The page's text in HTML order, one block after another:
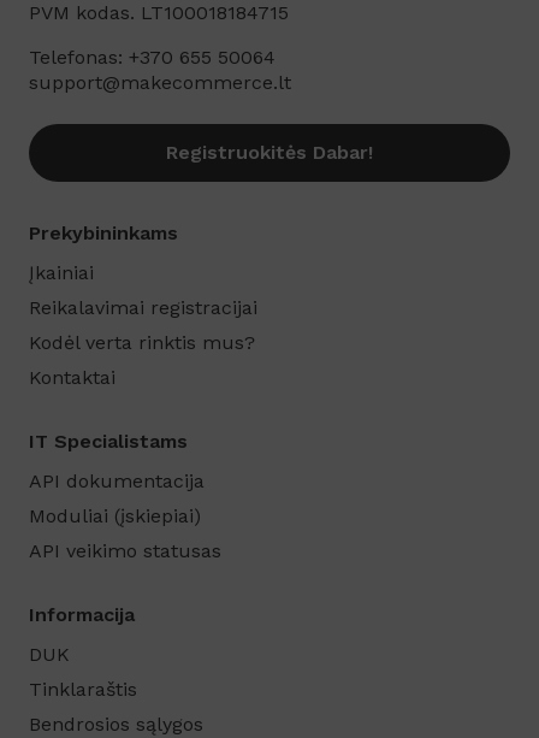
PVM kodas. LT100018184715
Telefonas: +370 655 50064
support@makecommerce.lt
Registruokitės Dabar!
Prekybininkams
Įkainiai
Reikalavimai registracijai
Kodėl verta rinktis mus?
Kontaktai
IT Specialistams
API dokumentacija
Moduliai (įskiepiai)
API veikimo statusas
Informacija
DUK
Tinklaraštis
Bendrosios sąlygos